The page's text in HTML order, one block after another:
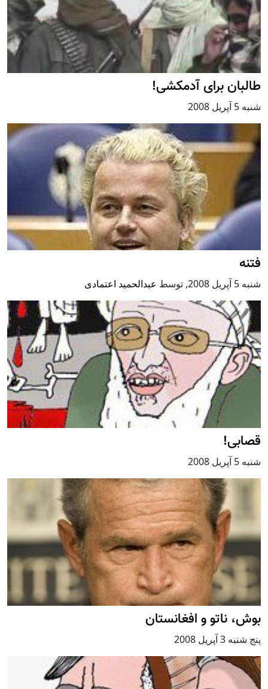
طالبان برای آدمکشی!
شنبه 5 آپریل 2008
فتنه
شنبه 5 آپریل 2008 , توسط عبدالحمید اعتمادی
قصابی!
شنبه 5 آپریل 2008
بوش، ناتو و افغانستان
پنج شنبه 3 آپریل 2008